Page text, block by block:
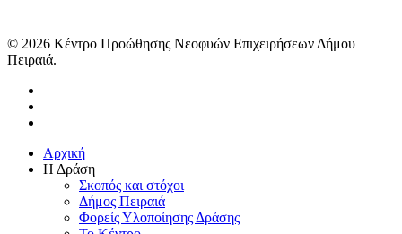
© 2026 Κέντρο Προώθησης Νεοφυών Επιχειρήσεων Δήμου
Πειραιά.
Close
Menu
Αρχική
Η Δράση
Σκοπός και στόχοι
Δήμος Πειραιά
Φορείς Υλοποίησης Δράσης